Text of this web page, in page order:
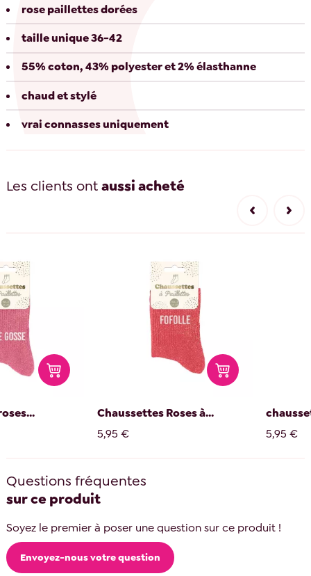
rose paillettes dorées
taille unique 36-42
55% coton, 43% polyester et 2% élasthanne
chaud et stylé
vrai connasses uniquement
Les clients ontaussi acheté
Chaussettes Roses à...
5,95 €
5,95 €
Questions fréquentes
sur ce produit
Soyez le premier à poser une question sur ce produit !
Envoyez-nous votre question